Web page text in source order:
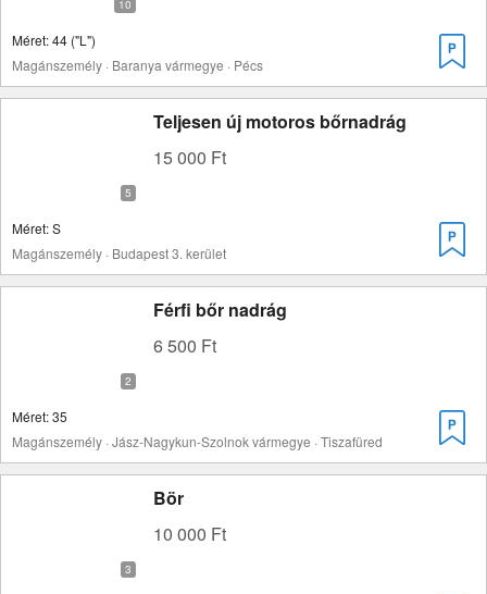
Méret: 44 ("L")
Magánszemély · Baranya vármegye · Pécs
Teljesen új motoros bőrnadrág
15 000 Ft
Méret: S
Magánszemély · Budapest 3. kerület
Férfi bőr nadrág
6 500 Ft
Méret: 35
Magánszemély · Jász-Nagykun-Szolnok vármegye · Tiszafüred
Bör
10 000 Ft